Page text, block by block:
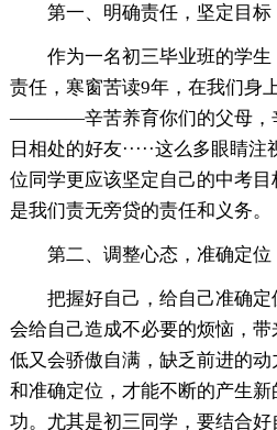
第一、明确责任，坚定目标
作为一名初三毕业班的学
责任，寒窗苦读9年，在我们身
————辛苦养育你们的父母，
日相处的好友·····这么多眼睛
位同学更应该坚定自己的中考
是我们责无旁贷的责任和义务。
第二、调整心态，准确定位
把握好自己，给自己准确
会给自己造成不必要的烦恼，
低又会骄傲自满，缺乏前进的
和准确定位，才能不断的产生
功。尤其是初三同学，要结合